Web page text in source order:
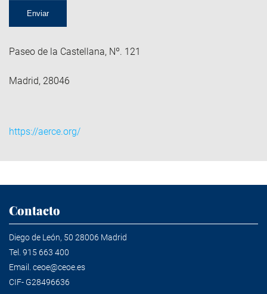
Paseo de la Castellana, Nº. 121
Madrid, 28046
https://aerce.org/
Contacto
Diego de León, 50 28006 Madrid
Tel. 915 663 400
Email. ceoe@ceoe.es
CIF- G28496636